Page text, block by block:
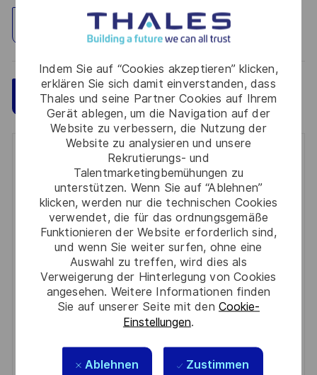
Indem Sie auf “Cookies akzeptieren” klicken,
erklären Sie sich damit einverstanden, dass
Thales und seine Partner Cookies auf Ihrem
Gerät ablegen, um die Navigation auf der
Website zu verbessern, die Nutzung der
Website zu analysieren und unsere
Rekrutierungs- und
Talentmarketingbemühungen zu
unterstützen. Wenn Sie auf “Ablehnen”
klicken, werden nur die technischen Cookies
verwendet, die für das ordnungsgemäße
Funktionieren der Website erforderlich sind,
und wenn Sie weiter surfen, ohne eine
Auswahl zu treffen, wird dies als
Verweigerung der Hinterlegung von Cookies
angesehen. Weitere Informationen finden
Sie auf unserer Seite mit den Cookie-
Einstellungen.
Ablehnen Zustimmen
Standort erkunden
Jetzt bewerben Speichern
Get notified for similar jobs
You'll receive updates once a week
Enter
Email
(Required)
Required
Prüfen Sie die Bedingungen für die Verarbeitung
persönlicher Daten und stimmen Sie ihnen zu
Aktivieren
Manage alerts